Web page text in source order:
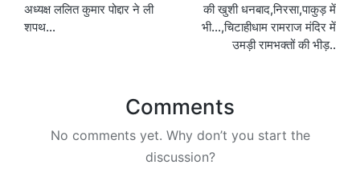
अध्यक्ष ललित कुमार पोद्दार ने ली
शपथ…
की खुशी धनबाद,निरसा,पाकुड़ में
भी…,चिटाहीधाम रामराज मंदिर में
उमड़ी रामभक्तों की भीड़..
Comments
No comments yet. Why don’t you start the
discussion?